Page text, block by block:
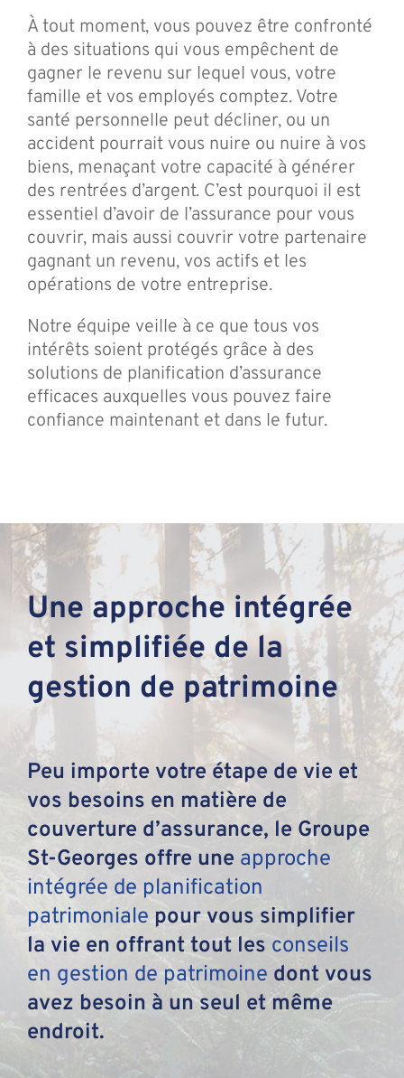
À tout moment, vous pouvez être confronté
à des situations qui vous empêchent de
gagner le revenu sur lequel vous, votre
famille et vos employés comptez. Votre
santé personnelle peut décliner, ou un
accident pourrait vous nuire ou nuire à vos
biens, menaçant votre capacité à générer
des rentrées d’argent. C’est pourquoi il est
essentiel d’avoir de l’assurance pour vous
couvrir, mais aussi couvrir votre partenaire
gagnant un revenu, vos actifs et les
opérations de votre entreprise.
Notre équipe veille à ce que tous vos
intérêts soient protégés grâce à des
solutions de planification d’assurance
efficaces auxquelles vous pouvez faire
confiance maintenant et dans le futur.
Une approche intégrée
et simplifiée de la
gestion de patrimoine
Peu importe votre étape de vie et
vos besoins en matière de
couverture d’assurance, le Groupe
St-Georges offre une approche
intégrée de planification
patrimoniale pour vous simplifier
la vie en offrant tout les conseils
en gestion de patrimoine dont vous
avez besoin à un seul et même
endroit.